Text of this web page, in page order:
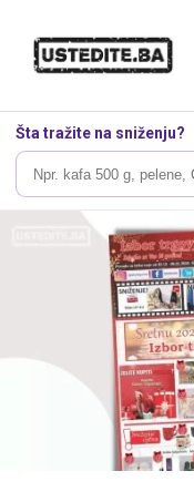
Šta tražite na sniženju?